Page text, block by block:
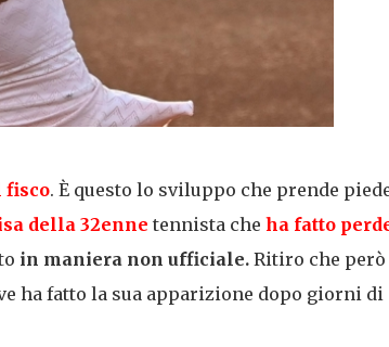
fisco. È questo lo sviluppo che prende
della 32enne tennista che ha fatto
in maniera non ufficiale.Ritiro che però
ha fatto la sua apparizione dopo giorni di